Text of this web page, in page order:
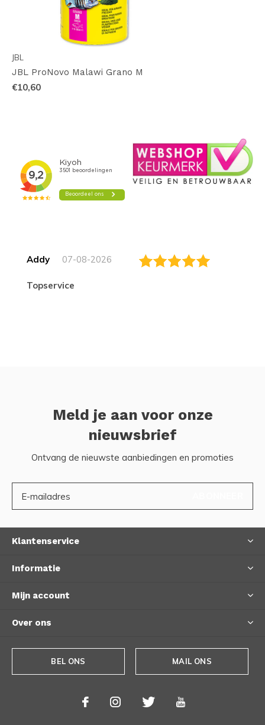
JBL
JBL ProNovo Malawi Grano M
€10,60
Addy 07-08-2026
topservice
Meld je aan voor onze
nieuwsbrief
Ontvang de nieuwste aanbiedingen en promoties
Klantenservice
Informatie
Mijn account
Over ons
BEL ONS MAIL ONS